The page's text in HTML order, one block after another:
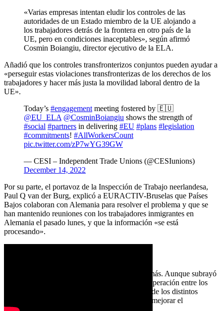
«Varias empresas intentan eludir los controles de las
autoridades de un Estado miembro de la UE alojando a
los trabajadores detrás de la frontera en otro país de la
UE, pero en condiciones inaceptables», según afirmó
Cosmin Boiangiu, director ejecutivo de la ELA.
Añadió que los controles transfronterizos conjuntos pueden ayudar a
«perseguir estas violaciones transfronterizas de los derechos de los
trabajadores y hacer más justa la movilidad laboral dentro de la
UE».
Today’s #engagement meeting fostered by 🇪🇺
@EU_ELA @CosminBoiangiu shows the strength of
#social #partners in delivering #EU #plans #legislation
#commitments! #AllWorkersCount
pic.twitter.com/zP7wYG39GW
— CESI – Independent Trade Unions (@CESIunions)
December 14, 2022
Por su parte, el portavoz de la Inspección de Trabajo neerlandesa,
Paul Q van der Burg, explicó a EURACTIV-Bruselas que Países
Bajos colaboran con Alemania para resolver el problema y que se
han mantenido reuniones con los trabajadores inmigrantes en
Alemania el pasado lunes, y que la información «se está
procesando».
Para Pagonakis, la UE tiene que hacer mucho más. Aunque subrayó
que las recientes redadas demuestran que la cooperación entre los
organismos encargados de hacer cumplir la ley de los distintos
países está mejorando, añadió que es necesario mejorar el
intercambio de datos entre países.